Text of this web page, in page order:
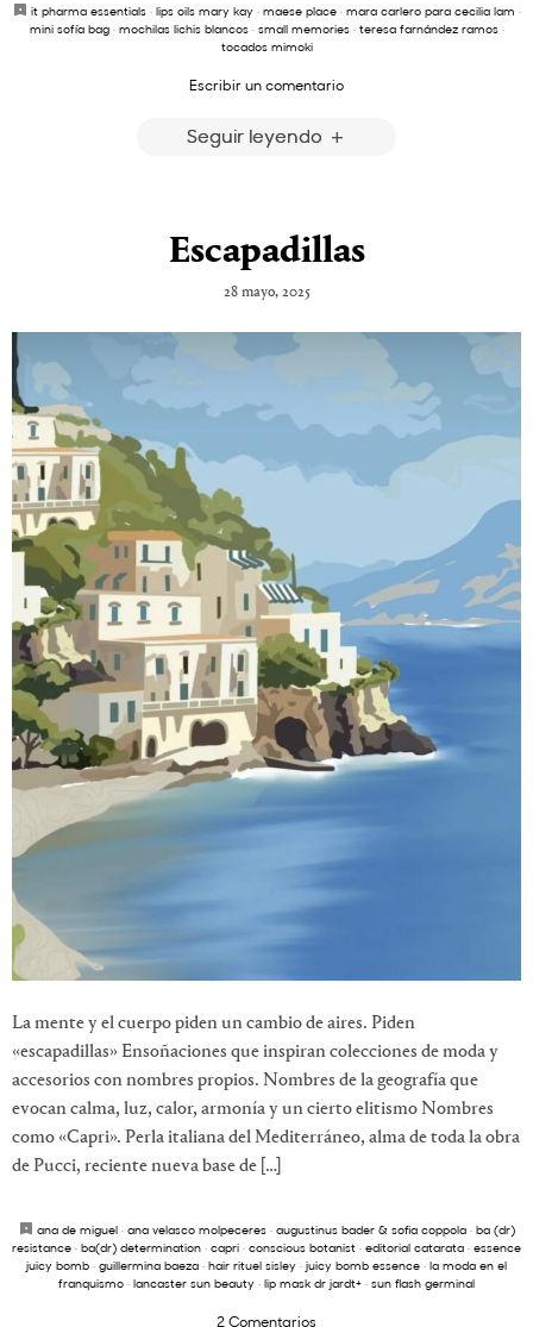
it pharma essentials· lips oils mary kay· maese place· mara carlero para cecilia lam ·
mini sofía bag· mochilas lichis blancos· small memories· teresa farnández ramos·
tocados mimoki
Escribir un comentario
Seguir leyendo
Escapadillas
28 mayo, 2025
La mente y el cuerpo piden un cambio de aires. Piden
«escapadillas» Ensoñaciones que inspiran colecciones de moda y
accesorios con nombres propios. Nombres de la geografía que
evocan calma, luz, calor, armonía y un cierto elitismo Nombres
como «Capri». Perla italiana del Mediterráneo, alma de toda la obra
de Pucci, reciente nueva base de […]
ana de miguel· ana velasco molpeceres· augustinus bader & sofia coppola· ba (dr)
resistance · ba(dr) determination · capri · conscious botanist · editorial catarata · essence
juicy bomb · guillermina baeza · hair rituel sisley · juicy bomb essence · la moda en el
franquismo · lancaster sun beauty · lip mask dr jardt+ · sun flash germinal
2 Comentarios